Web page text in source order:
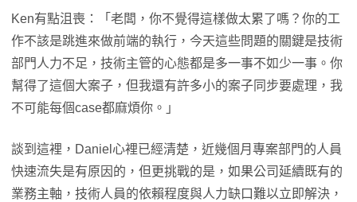
Ken有點沮喪：「老闆，你不覺得這樣做太累了嗎？你的工
作不該是跳進來做前端的執行，今天這些問題的關鍵是技術
部門人力不足，技術主管的心態都是多一事不如少一事。你
幫得了這個大案子，但我還有許多小的案子同步要處理，我
不可能每個case都麻煩你。」
談到這裡，Daniel心裡已經清楚，近幾個月專案部門的人員
快速流失是有原因的，但更挑戰的是，如果公司延續既有的
業務主軸，技術人員的依賴程度與人力缺口難以立即解決，